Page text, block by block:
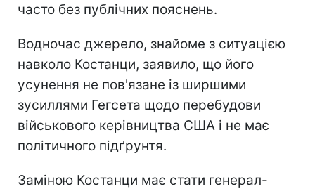
часто без публічних пояснень.
Водночас джерело, знайоме з ситуацією
навколо Костанци, заявило, що його
усунення не пов'язане із ширшими
зусиллями Гегсета щодо перебудови
військового керівництва США і не має
політичного підґрунтя.
Заміною Костанци має стати генерал-